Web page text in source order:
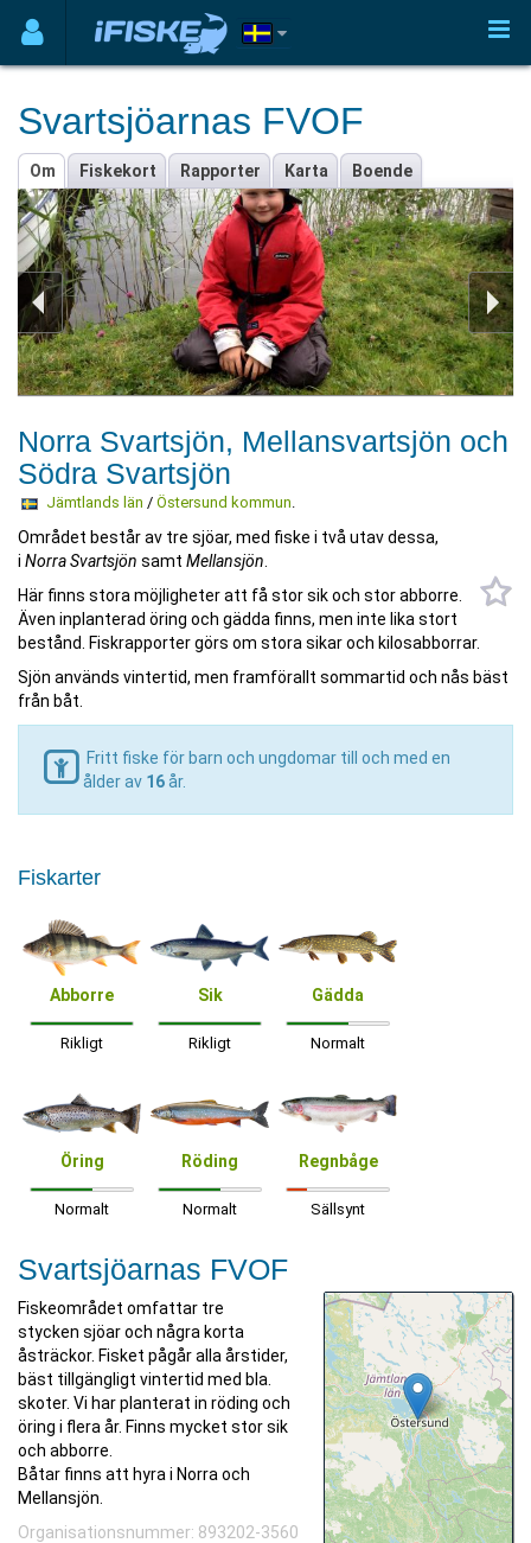
Svartsjöarnas FVOF
Om Fiskekort Rapporter Karta Boende
Norra Svartsjön, Mellansvartsjön och
Södra Svartsjön
Jämtlands län / Östersund kommun.
Området består av tre sjöar, med fiske i två utav dessa,
i Norra Svartsjön samt Mellansjön
Här finns stora möjligheter att få stor sik och stor abborre.
Även inplanterad öring och gädda finns, men inte lika stort
bestånd. Fiskrapporter görs om stora sikar och kilosabborrar.
Sjön används vintertid, men framförallt sommartid och nås bäst
från båt.
Fritt fiske för barn och ungdomar till och med en
ålder av 16år.
Fiskarter
Abborre
Rikligt
Sik
Rikligt
Gädda
Normalt
Öring
Normalt
Röding
Normalt
Regnbåge
Sällsynt
Svartsjöarnas FVOF
Fiskeområdet omfattar tre
stycken sjöar och några korta
åsträckor. Fisket pågår alla årstider,
bäst tillgängligt vintertid med bla.
skoter. Vi har planterat in röding och
öring i flera år. Finns mycket stor sik
och abborre.
Båtar finns att hyra i Norra och
Mellansjön.
Organisationsnummer: 893202-3560